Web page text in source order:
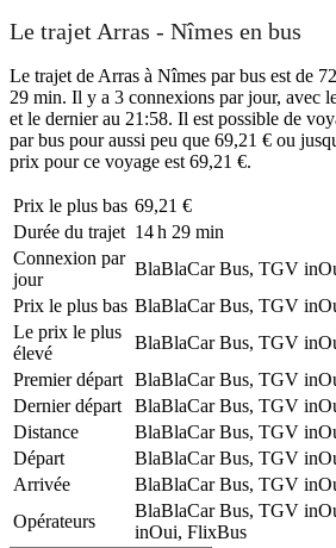
Le trajet Arras - Nîmes en bus
Le trajet de Arras à Nîmes par bus est de
29 min. Il y a 3 connexions par jour, avec
et le dernier au 21:58. Il est possible de
par bus pour aussi peu que 69,21 € ou
prix pour ce voyage est 69,21 €.
Prix ​​le plus bas 69,21 €
Durée du trajet 14 h 29 min
Connexion par
jour
BlaBlaCar Bus, TGV
Prix ​​le plus bas BlaBlaCar Bus, TGV
Le prix le plus
élevé
BlaBlaCar Bus, TGV
Premier départ BlaBlaCar Bus, TGV
Dernier départ
BlaBlaCar Bus, TGV
Distance
BlaBlaCar Bus, TGV
Départ
BlaBlaCar Bus, TGV
Arrivée
BlaBlaCar Bus, TGV
Opérateurs
BlaBlaCar Bus, TGV
inOui, FlixBus